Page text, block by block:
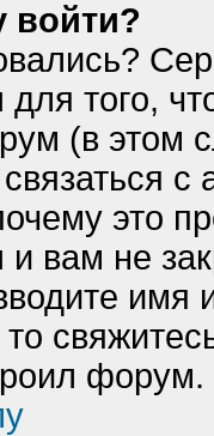
войти?
для того,
(в этом
это
и вам не
форум.